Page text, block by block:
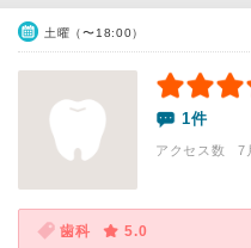
土曜（〜18:00）
1件
アクセス数 7
歯科
5.0